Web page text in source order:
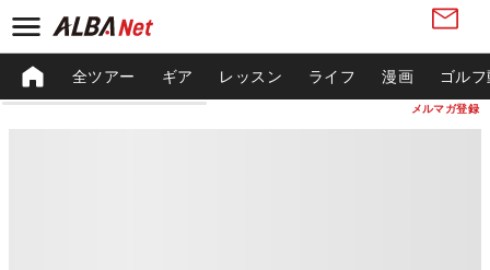
メルマガ登録
全ツアー ギア レッスン ライフ 漫画 ゴル